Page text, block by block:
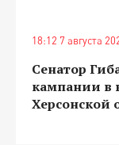
18:12 7 августа
Сенатор
кампании в
Херсонской